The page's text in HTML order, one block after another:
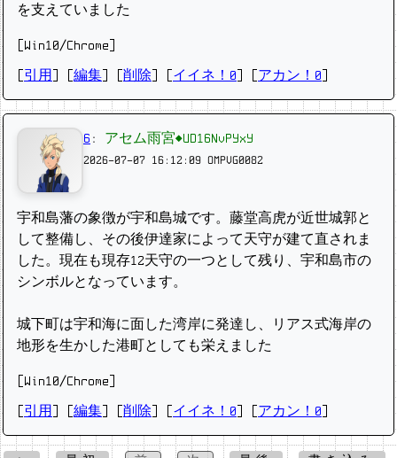
を支えていました
[Win10/Chrome]
引用 編集 削除 イイネ！0 アカン！0
6 : アセム雨宮◆UD16NvPYxY
2026-07-07 16:12:09 OMPVG0082
宇和島藩の象徴が宇和島城です。藤堂高虎が近世城郭と
して整備し、その後伊達家によって天守が建て直されま
した。現在も現存12天守の一つとして残り、宇和島市の
シンボルとなっています。
城下町は宇和海に面した湾岸に発達し、リアス式海岸の
地形を生かした港町としても栄えました
[Win10/Chrome]
引用 編集 削除 イイネ！0 アカン！0